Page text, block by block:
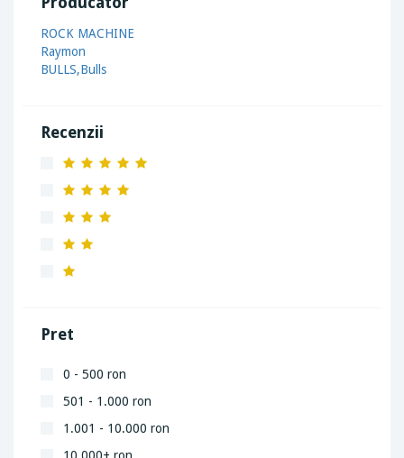
ROCK MACHINE
Raymon
BULLS,Bulls
Recenzii
Pret
0 - 500 ron
501 - 1.000 ron
1.001 - 10.000 ron